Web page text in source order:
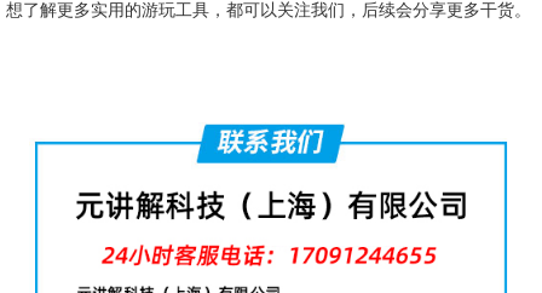
想了解更多实用的游玩工具，都可以关注我们，后续会分享更多干货。